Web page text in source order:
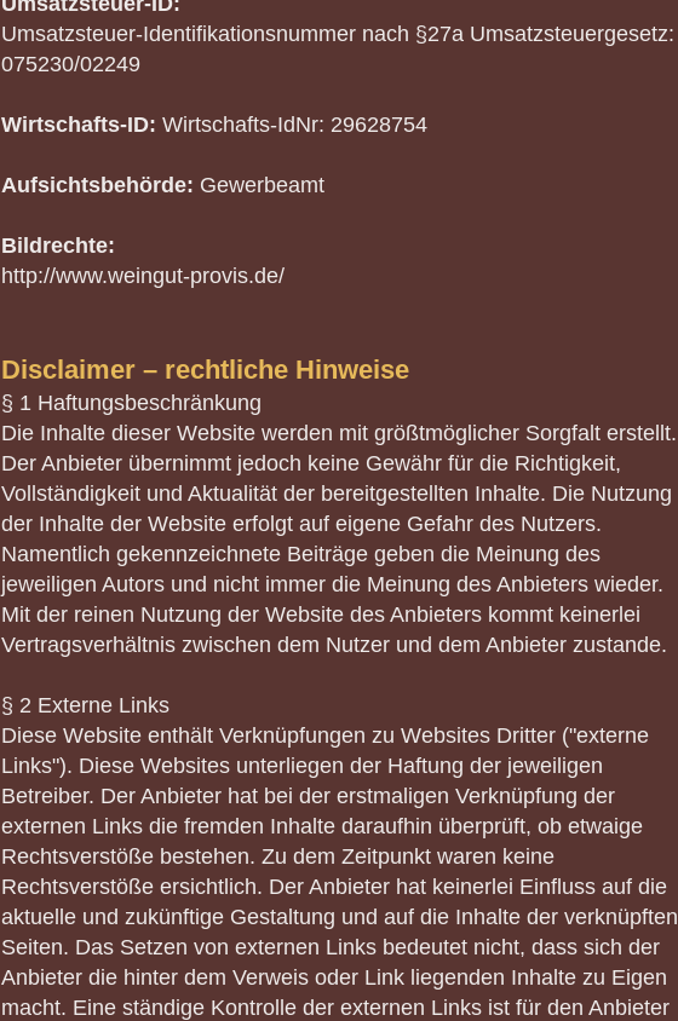
Umsatzsteuer-Identifikationsnummer nach §27a Umsatzsteuergesetz:
075230/02249
Wirtschafts-ID: Wirtschafts-IdNr: 29628754
Aufsichtsbehörde: Gewerbeamt
Bildrechte:
http://www.weingut-provis.de/
Disclaimer – rechtliche Hinweise
§ 1 Haftungsbeschränkung
Die Inhalte dieser Website werden mit größtmöglicher Sorgfalt erstellt.
Der Anbieter übernimmt jedoch keine Gewähr für die Richtigkeit,
Vollständigkeit und Aktualität der bereitgestellten Inhalte. Die Nutzung
der Inhalte der Website erfolgt auf eigene Gefahr des Nutzers.
Namentlich gekennzeichnete Beiträge geben die Meinung des
jeweiligen Autors und nicht immer die Meinung des Anbieters wieder.
Mit der reinen Nutzung der Website des Anbieters kommt keinerlei
Vertragsverhältnis zwischen dem Nutzer und dem Anbieter zustande.
§ 2 Externe Links
Diese Website enthält Verknüpfungen zu Websites Dritter ("externe
Links"). Diese Websites unterliegen der Haftung der jeweiligen
Betreiber. Der Anbieter hat bei der erstmaligen Verknüpfung der
externen Links die fremden Inhalte daraufhin überprüft, ob etwaige
Rechtsverstöße bestehen. Zu dem Zeitpunkt waren keine
Rechtsverstöße ersichtlich. Der Anbieter hat keinerlei Einfluss auf die
aktuelle und zukünftige Gestaltung und auf die Inhalte der verknüpften
Seiten. Das Setzen von externen Links bedeutet nicht, dass sich der
Anbieter die hinter dem Verweis oder Link liegenden Inhalte zu Eigen
macht. Eine ständige Kontrolle der externen Links ist für den Anbieter